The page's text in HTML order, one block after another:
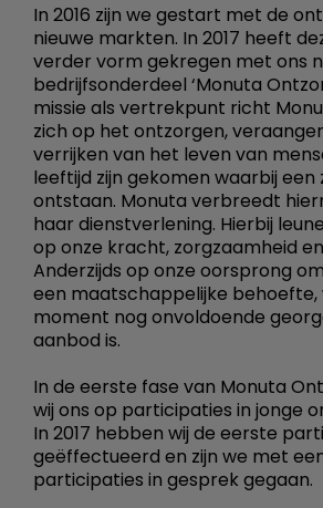
In 2016 zijn we gestart met de
nieuwe markten. In 2017 heeft
verder vorm gekregen met ons
bedrijfsonderdeel ‘Monuta
missie als vertrekpunt richt
zich op het ontzorgen,
verrijken van het leven van
leeftijd zijn gekomen waarbij
ontstaan. Monuta verbreedt
haar dienstverlening. Hierbij
op onze kracht, zorgzaamheid
Anderzijds op onze oorsprong
een maatschappelijke behoefte,
moment nog onvoldoende
aanbod is.
In de eerste fase van Monuta
wij ons op participaties in jonge
In 2017 hebben wij de eerste
geëffectueerd en zijn we met
participaties in gesprek gegaan.